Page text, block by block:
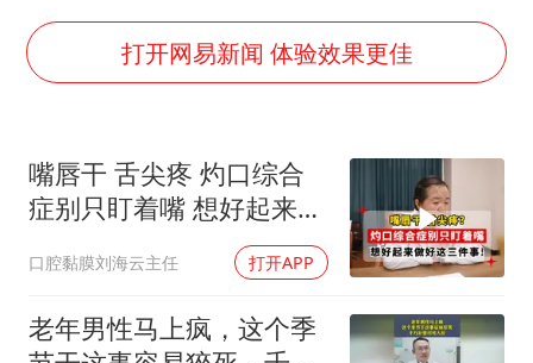
酒店回应车内过夜被收150元
黄金牛市回来了吗
杭州全市有序停课
乐享全民健身 共筑健康中国
打开网易新闻 体验效果更佳
嘴唇干 舌尖疼 灼口综合
症别只盯着嘴 想好起来做
口腔黏膜刘海云主任 打开APP
老年男性马上疯，这个季